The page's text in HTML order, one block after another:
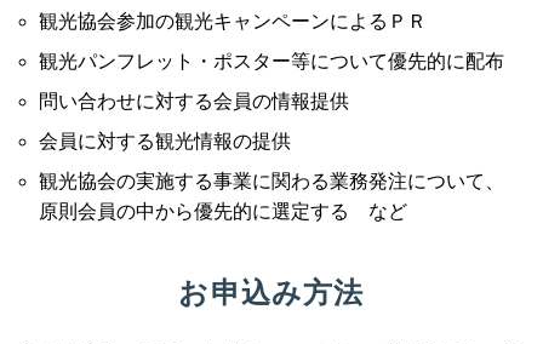
観光協会参加の観光キャンペーンによるＰＲ
観光パンフレット・ポスター等について優先的に配布
問い合わせに対する会員の情報提供
会員に対する観光情報の提供
観光協会の実施する事業に関わる業務発注について、
原則会員の中から優先的に選定する など
お申込み方法